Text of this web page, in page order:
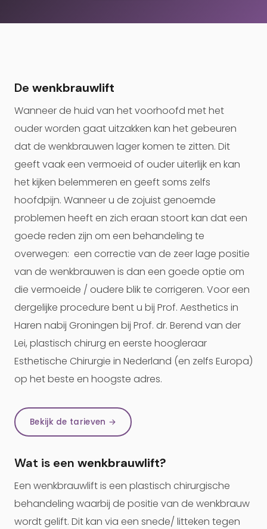
De wenkbrauwlift
Wanneer de huid van het voorhoofd met het
ouder worden gaat uitzakken kan het gebeuren
dat de wenkbrauwen lager komen te zitten. Dit
geeft vaak een vermoeid of ouder uiterlijk en kan
het kijken belemmeren en geeft soms zelfs
hoofdpijn. Wanneer u de zojuist genoemde
problemen heeft en zich eraan stoort kan dat een
goede reden zijn om een behandeling te
overwegen: een correctie van de zeer lage positie
van de wenkbrauwen is dan een goede optie om
die vermoeide / oudere blik te corrigeren. Voor een
dergelijke procedure bent u bij Prof. Aesthetics in
Haren nabij Groningen bij Prof. dr. Berend van der
Lei, plastisch chirurg en eerste hoogleraar
Esthetische Chirurgie in Nederland (en zelfs Europa)
op het beste en hoogste adres.
Bekijk de tarieven →
Wat is een wenkbrauwlift?
Een wenkbrauwlift is een plastisch chirurgische
behandeling waarbij de positie van de wenkbrauw
wordt gelift. Dit kan via een snede/ litteken tegen